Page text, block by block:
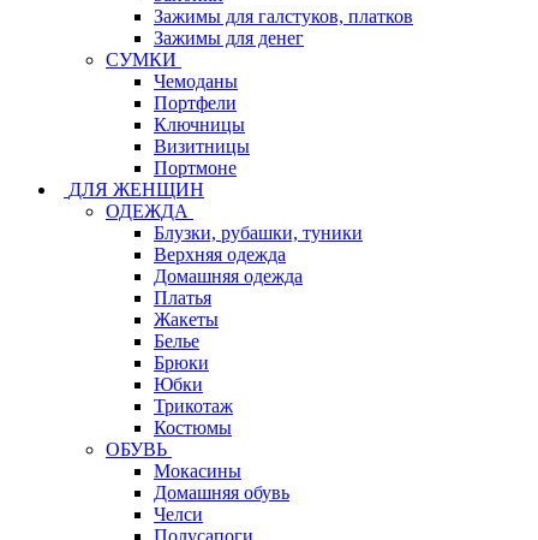
Зажимы для галстуков, платков
Зажимы для денег
СУМКИ
Чемоданы
Портфели
Ключницы
Визитницы
Портмоне
ДЛЯ ЖЕНЩИН
ОДЕЖДА
Блузки, рубашки, туники
Верхняя одежда
Домашняя одежда
Платья
Жакеты
Белье
Брюки
Юбки
Трикотаж
Костюмы
ОБУВЬ
Мокасины
Домашняя обувь
Челси
Полусапоги